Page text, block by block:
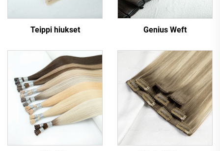
Teippi hiukset Genius Weft